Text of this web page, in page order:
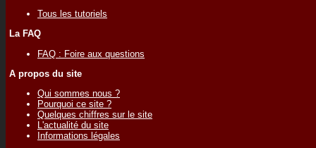
Tous les tutoriels
La FAQ
FAQ : Foire aux questions
A propos du site
Qui sommes nous ?
Pourquoi ce site ?
Quelques chiffres sur le site
L'actualité du site
Informations légales